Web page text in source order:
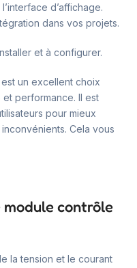
d’affichage.
dans vos projets.
et à configurer.
un excellent choix
performance. Il est
pour mieux
Cela vous
contrôle
la tension et le courant